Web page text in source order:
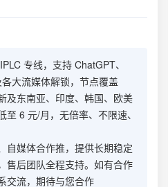
专线，支持 ChatGPT、
大流媒体解锁，节点覆盖
及东南亚、印度、韩国、欧美
至 6 元/月，无倍率、不限速、
自媒体合作推，提供长期稳定
售后团队全程支持。如有合作
交流，期待与您合作